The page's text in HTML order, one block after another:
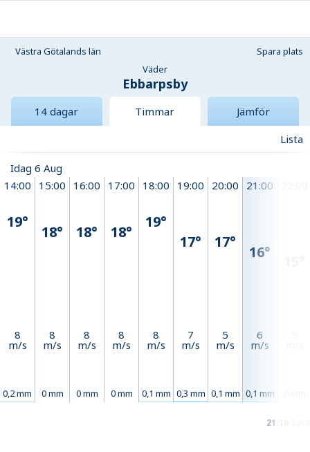
Västra Götalands län
Spara plats
Väder
Ebbarpsby
14 dagar Timmar
Jämför
Lista
Idag 6 Aug
14:00
19°
8
m/s
0,2 mm
15:00
18°
8
m/s
0 mm
16:00
18°
8
m/s
0 mm
17:00
18°
8
m/s
0 mm
18:00
19°
8
m/s
0,1 mm
19:00
17°
7
m/s
0,3 mm
20:00
17°
5
m/s
0,1 mm
21:00
16°
6
m/s
0,1 mm
21:10